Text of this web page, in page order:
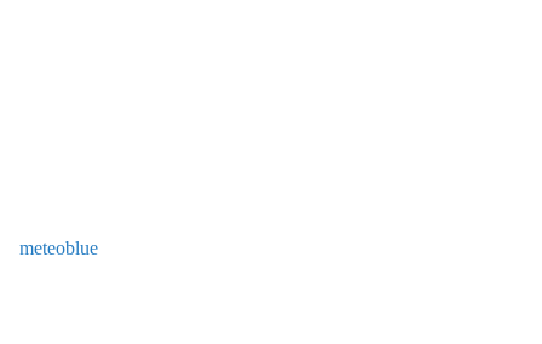
meteoblue